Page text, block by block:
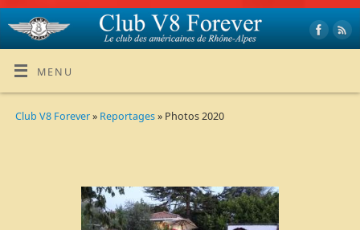
MENU
Club V8 Forever» Reportages» Photos 2020